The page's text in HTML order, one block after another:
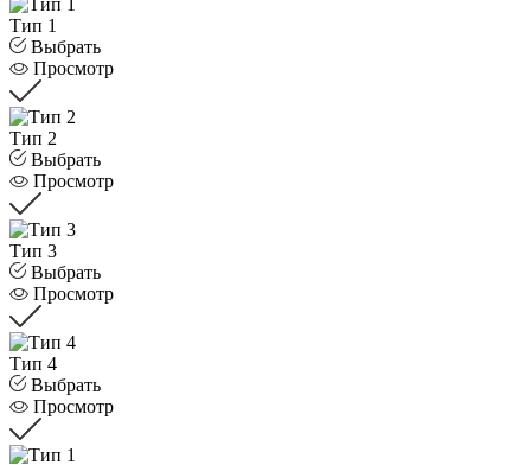
Тип 1
Выбрать
Просмотр
Тип 2
Выбрать
Просмотр
Тип 3
Выбрать
Просмотр
Тип 4
Выбрать
Просмотр